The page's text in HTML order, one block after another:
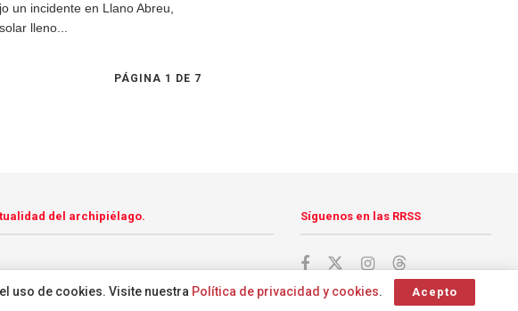
un incidente en Llano Abreu,
lleno...
PÁGINA 1 DE 7
del archipiélago. Síguenos en las RRSS
uso de cookies. Visite nuestra Política de privacidad y cookies. Acepto